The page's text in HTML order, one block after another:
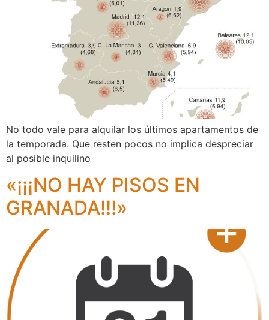
No todo vale para alquilar los últimos apartamentos de
la temporada. Que resten pocos no implica despreciar
al posible inquilino
«¡¡¡NO HAY PISOS EN
GRANADA!!!»